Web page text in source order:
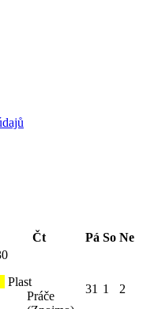
Čt Pá So Ne
Plast
Práče
31 1 2